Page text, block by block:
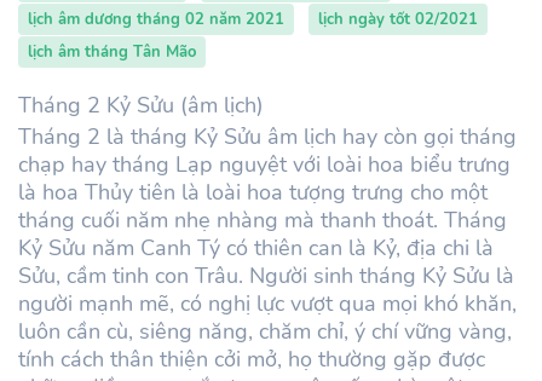
lịch âm dương tháng 02 năm 2021
lịch ngày tốt 02/2021
lịch âm tháng Tân Mão
Tháng 2 Kỷ Sửu (âm lịch)
Tháng 2 là tháng Kỷ Sửu âm lịch hay còn gọi tháng
chạp hay tháng Lạp nguyệt với loài hoa biểu trưng
là hoa Thủy tiên là loài hoa tượng trưng cho một
tháng cuối năm nhẹ nhàng mà thanh thoát. Tháng
Kỷ Sửu năm Canh Tý có thiên can là Kỷ, địa chi là
Sửu, cầm tinh con Trâu. Người sinh tháng Kỷ Sửu là
người mạnh mẽ, có nghị lực vượt qua mọi khó khăn,
luôn cần cù, siêng năng, chăm chỉ, ý chí vững vàng,
tính cách thân thiện cởi mở, họ thường gặp được